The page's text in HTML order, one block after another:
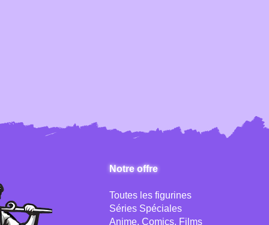
Notre offre
Toutes les figurines
Séries Spéciales
Anime, Comics, Films